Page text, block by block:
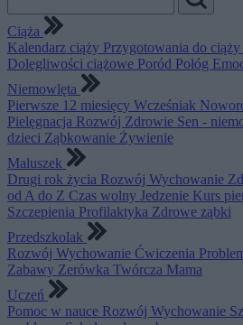
Ciąża
Kalendarz ciąży Przygotowania do ciąży
Dolegliwości ciążowe Poród Połóg
Niemowlęta
Pierwsze 12 miesięcy Wcześniak
Pielęgnacja Rozwój Zdrowie Sen -
dzieci Ząbkowanie Żywienie
Maluszek
Drugi rok życia Rozwój Wychowanie
od A do Z Czas wolny Jedzenie Kurs
Szczepienia Profilaktyka Zdrowe ząbki
Przedszkolak
Rozwój Wychowanie Ćwiczenia
Zabawy Zerówka Twórcza Mama
Uczeń
Pomoc w nauce Rozwój Wychowanie